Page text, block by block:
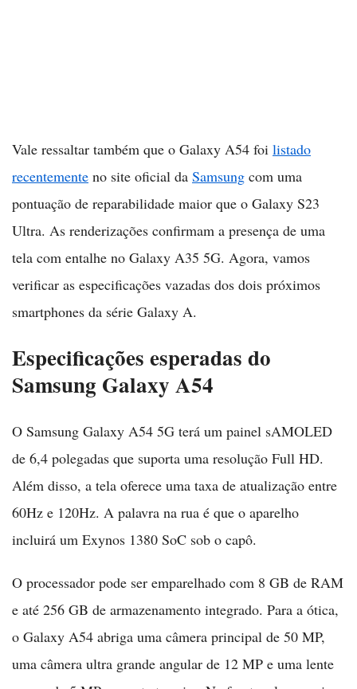
Vale ressaltar também que o Galaxy A54 foi listado
recentemente no site oficial da Samsung com uma
pontuação de reparabilidade maior que o Galaxy S23
Ultra. As renderizações confirmam a presença de uma
tela com entalhe no Galaxy A35 5G. Agora, vamos
verificar as especificações vazadas dos dois próximos
smartphones da série Galaxy A.
Especificações esperadas do
Samsung Galaxy A54
O Samsung Galaxy A54 5G terá um painel sAMOLED
de 6,4 polegadas que suporta uma resolução Full HD.
Além disso, a tela oferece uma taxa de atualização entre
60Hz e 120Hz. A palavra na rua é que o aparelho
incluirá um Exynos 1380 SoC sob o capô.
O processador pode ser emparelhado com 8 GB de RAM
e até 256 GB de armazenamento integrado. Para a ótica,
o Galaxy A54 abriga uma câmera principal de 50 MP,
uma câmera ultra grande angular de 12 MP e uma lente